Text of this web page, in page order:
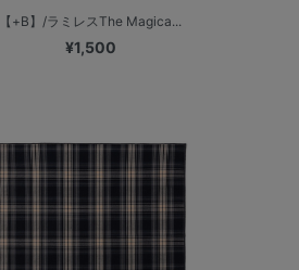
【+B】/ラミレスThe Magica...
¥1,500